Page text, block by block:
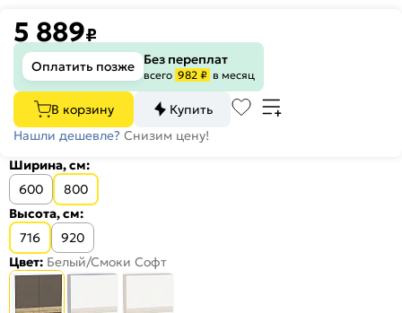
5 889₽
Оплатить позже Без переплат
всего 982 ₽ в месяц
В корзину
Купить
Нашли дешевле? Снизим цену!
Ширина, см:
600
800
Высота, см:
716
920
Цвет: Белый/Смоки Софт